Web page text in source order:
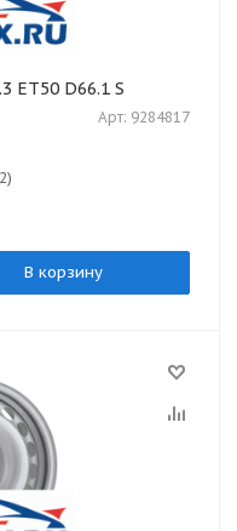
ET50 D66.1 S
Арт: 9284817
В корзину